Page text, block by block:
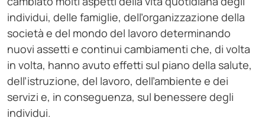
individui, delle famiglie, dell’organizzazione della
società e del mondo del lavoro determinando
nuovi assetti e continui cambiamenti che, di volta
in volta, hanno avuto effetti sul piano della salute,
dell’istruzione, del lavoro, dell’ambiente e dei
servizi e, in conseguenza, sul benessere degli
individui.